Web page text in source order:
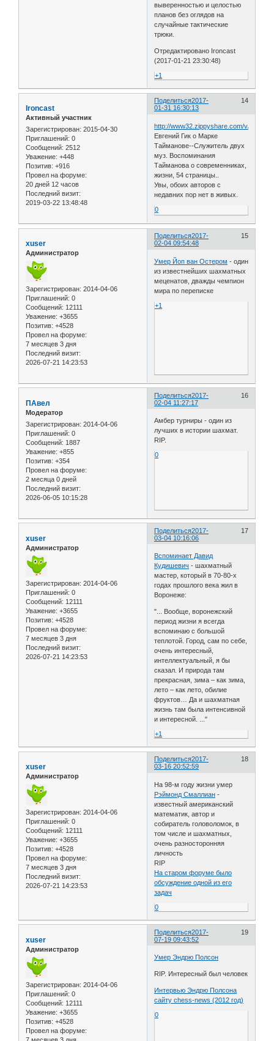
выверенностью и целостью
планов без оглядов на
случайные тактические
трюки.
Отредактировано Ironcast
(2017-01-21 23:30:48)
+1
Поделиться 14
2017-
01-31 16:30:13
Ironcast
Активный участник
Зарегистрирован: 2015-04-30
Приглашений: 0
Сообщений: 2512
Уважение: +448
Позитив: +916
Провел на форуме:
20 дней 12 часов
Последний визит:
2019-03-22 13:48:48
http://www32.zippyshare.com/v/
Евгений Гик о Марке
Тайманове--Служитель двух
муз. Воспоминания
Тайманова о современниках,
жизни, 54 страницы..
Увы, обоих авторов с
недавних пор нет в живых.
0
Поделиться 15
2017-
02-04 09:54:48
xuser
Администратор
Зарегистрирован: 2014-04-06
Приглашений: 0
Сообщений: 12111
Уважение: +3655
Позитив: +4528
Провел на форуме:
7 месяцев 3 дня
Последний визит:
2026-07-21 14:23:53
Умер Йоп ван Остером - один
из известнейших шахматных
меценатов, дважды чемпион
мира по переписке
+1
Поделиться 16
2017-
02-04 11:27:17
ПАвел
Модератор
Зарегистрирован: 2014-04-06
Приглашений: 0
Сообщений: 1887
Уважение: +855
Позитив: +354
Провел на форуме:
2 месяца 0 дней
Последний визит:
2026-06-05 10:15:28
Амбер турниры - один из
лучших в истории шахмат.
RIP.
0
Поделиться 17
2017-
03-04 10:16:06
xuser
Администратор
Зарегистрирован: 2014-04-06
Приглашений: 0
Сообщений: 12111
Уважение: +3655
Позитив: +4528
Провел на форуме:
7 месяцев 3 дня
Последний визит:
2026-07-21 14:23:53
Вспоминает Давид
Кудишевич - шахматный
мастер, который в 70-80-х
годах прошлого века жил в
Воронеже:
"... Вообще, воронежский
период жизни я всегда
вспоминаю с большой
теплотой. Город, сам по себе,
очень интересный,
интеллектуальный, я бы
сказал. И природа там
прекрасная, зима – как зима,
лето – как лето, обилие
фруктов… Да и шахматная
жизнь там была интенсивной
и интересной. ..."
+1
Поделиться 18
2017-
03-16 20:52:59
xuser
Администратор
Зарегистрирован: 2014-04-06
Приглашений: 0
Сообщений: 12111
Уважение: +3655
Позитив: +4528
Провел на форуме:
7 месяцев 3 дня
Последний визит:
2026-07-21 14:23:53
На 98-м году жизни умер
Рэймонд Смаллиан -
известный американский
математик, автор и
собиратель головоломок, в
том числе и шахматных,
очень разносторонняя
личность
RIP
На старом форуме было
обсуждение одной из его
задач
0
Поделиться 19
2017-
07-19 09:43:52
xuser
Администратор
Зарегистрирован: 2014-04-06
Приглашений: 0
Сообщений: 12111
Уважение: +3655
Позитив: +4528
Провел на форуме:
Умер Эндрю Полсон
RIP. Интересный был человек
Интервью Эндрю Полсона
сайту chess-news (2012 год)
0